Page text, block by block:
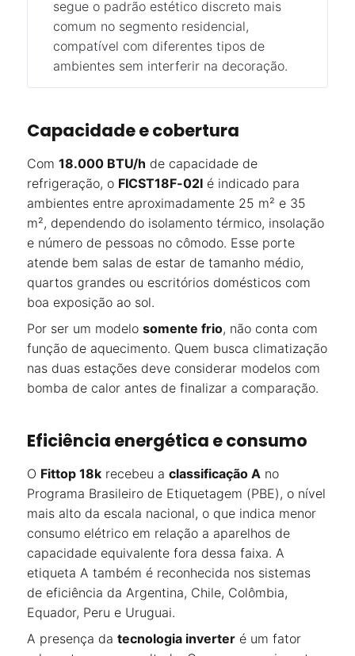
segue o padrão estético discreto mais
comum no segmento residencial,
compatível com diferentes tipos de
ambientes sem interferir na decoração.
Capacidade e cobertura
Com 18.000 BTU/h de capacidade de
refrigeração, o FICST18F-02I é indicado para
ambientes entre aproximadamente 25 m² e 35
m², dependendo do isolamento térmico, insolação
e número de pessoas no cômodo. Esse porte
atende bem salas de estar de tamanho médio,
quartos grandes ou escritórios domésticos com
boa exposição ao sol.
Por ser um modelo somente frio, não conta com
função de aquecimento. Quem busca climatização
nas duas estações deve considerar modelos com
bomba de calor antes de finalizar a comparação.
Eficiência energética e consumo
O Fittop 18k recebeu a classificação A no
Programa Brasileiro de Etiquetagem (PBE), o nível
mais alto da escala nacional, o que indica menor
consumo elétrico em relação a aparelhos de
capacidade equivalente fora dessa faixa. A
etiqueta A também é reconhecida nos sistemas
de eficiência da Argentina, Chile, Colômbia,
Equador, Peru e Uruguai.
A presença da tecnologia inverter é um fator